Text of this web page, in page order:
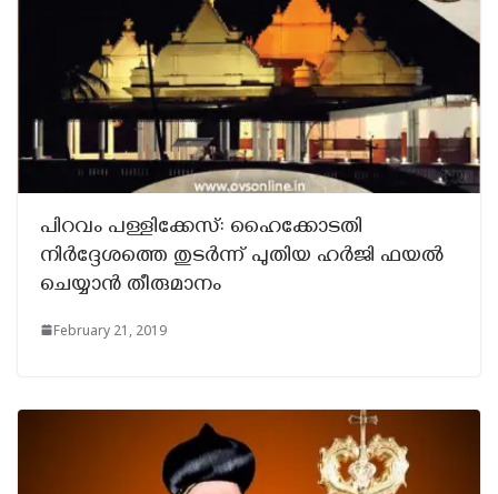
പിറവം പള്ളിക്കേസ്‌: ഹൈക്കോടതി
നിർദ്ദേശത്തെ തുടർന്ന് പുതിയ ഹർജി ഫയൽ
ചെയ്യാൻ തീരുമാനം
February 21, 2019